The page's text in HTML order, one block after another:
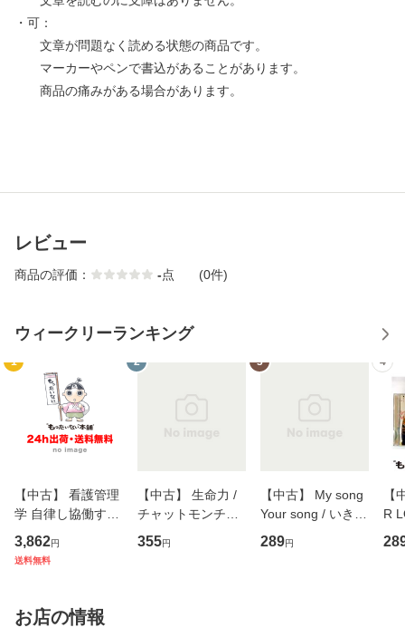
・可：
文章が問題なく読める状態の商品です。
マーカーやペンで書込があることがあります。
商品の痛みがある場合があります。
レビュー
商品の評価： -点 (0件)
ウィークリーランキング
1
【中古】 看護管理
学 自律し協働する
専門職の看護マネ
ジメントスキル 改
恵 藤本幸三 / 南江
堂 [単行
3,862円
送料無料
2
【中古】 生命力 /
チャットモンチー /
キューンレコード
[CD]【メール便送
355円
3
【中古】 My song
Your song / いきも
のがかり / [CD]
【メール便送料無
289円
4
【
R
産
お店の情報